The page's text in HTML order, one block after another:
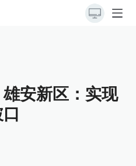
雄安新区：实现